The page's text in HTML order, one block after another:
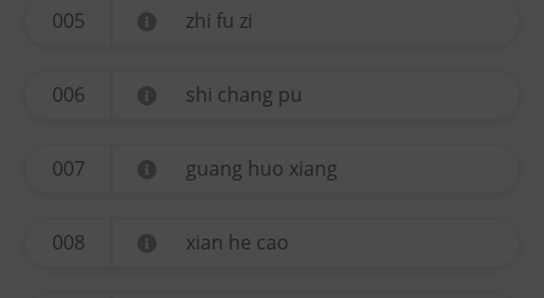
005 zhi fu zi
006 shi chang pu
007 guang huo xiang
008 xian he cao